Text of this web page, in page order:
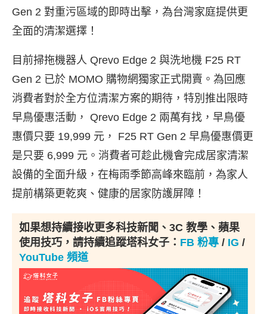
Gen 2 對重污區域的即時出擊，為台灣家庭提供更
全面的清潔選擇！
目前掃拖機器人 Qrevo Edge 2 與洗地機 F25 RT
Gen 2 已於 MOMO 購物網獨家正式開賣。為回應
消費者對於全方位清潔方案的期待，特別推出限時
早鳥優惠活動， Qrevo Edge 2 兩萬有找，早鳥優
惠價只要 19,999 元， F25 RT Gen 2 早鳥優惠價更
是只要 6,999 元。消費者可趁此機會完成居家清潔
設備的全面升級，在梅雨季節高峰來臨前，為家人
提前構築更乾爽、健康的居家防護屏障！
如果想持續接收更多科技新聞、3C 教學、蘋果
使用技巧，請持續追蹤塔科女子： FB 粉專 / IG /
YouTube 頻道